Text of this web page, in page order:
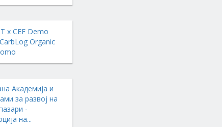
x CEF Demo
Organic
Академија и
за развој на
-
на...